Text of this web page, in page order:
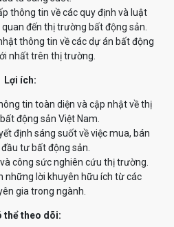
thông tin về các quy định và luật
đến thị trường bất động sản.
thông tin về các dự án bất động
nhất trên thị trường.
Lợi ích:
tin toàn diện và cập nhật về thị
động sản Việt Nam.
định sáng suốt về việc mua, bán
đầu tư bất động sản.
công sức nghiên cứu thị trường.
những lời khuyên hữu ích từ các
gia trong ngành.
thể theo dõi: